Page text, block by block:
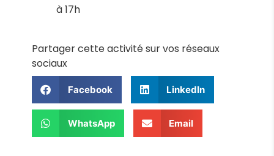
à 17h
Partager cette activité sur vos réseaux
sociaux
Facebook LinkedIn
WhatsApp Email